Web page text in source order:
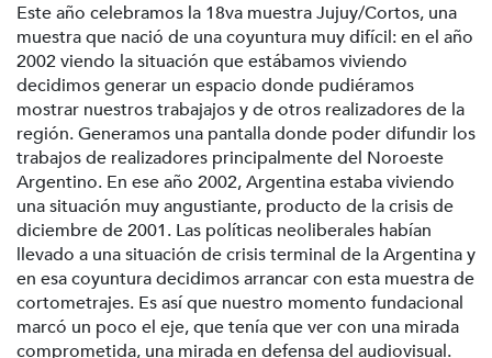
Este año celebramos la 18va muestra Jujuy/Cortos, una
muestra que nació de una coyuntura muy difícil: en el año
2002 viendo la situación que estábamos viviendo
decidimos generar un espacio donde pudiéramos
mostrar nuestros trabajajos y de otros realizadores de la
región. Generamos una pantalla donde poder difundir los
trabajos de realizadores principalmente del Noroeste
Argentino. En ese año 2002, Argentina estaba viviendo
una situación muy angustiante, producto de la crisis de
diciembre de 2001. Las políticas neoliberales habían
llevado a una situación de crisis terminal de la Argentina y
en esa coyuntura decidimos arrancar con esta muestra de
cortometrajes. Es así que nuestro momento fundacional
marcó un poco el eje, que tenía que ver con una mirada
comprometida, una mirada en defensa del audiovisual.